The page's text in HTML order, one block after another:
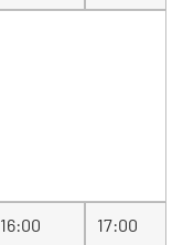
16:00 17:00